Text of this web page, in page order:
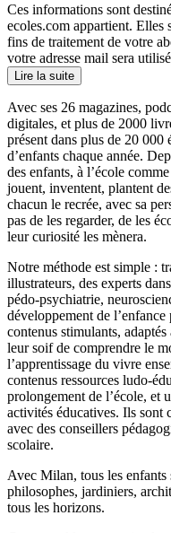
Ces informations sont
ecoles.com appartient. Elles
fins de traitement de votre
votre adresse mail sera
Lire la suite
Avec ses 26 magazines,
digitales, et plus de 2000
présent dans plus de 20 000
d’enfants chaque année.
des enfants, à l’école
jouent, inventent, plantent
chacun le recrée, avec sa
pas de les regarder, de les
leur curiosité les mènera.
Notre méthode est simple :
illustrateurs, des experts
pédo-psychiatrie,
développement de
contenus stimulants,
leur soif de comprendre le
l’apprentissage du vivre
contenus ressources ludo-
prolongement de l’école, et
activités éducatives. Ils sont
avec des conseillers
scolaire.
Avec Milan, tous les
philosophes, jardiniers,
tous les horizons.